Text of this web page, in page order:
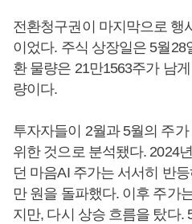
전환청구권이 마지막으로 행
이었다. 주식 상장일은 5월28
환 물량은 21만1563주가 남
량이다.
투자자들이 2월과 5월의 주
위한 것으로 분석됐다. 2024
던 마음AI 주가는 서서히 반
만 원을 돌파했다. 이후 주가
지만, 다시 상승 흐름을 탔다.